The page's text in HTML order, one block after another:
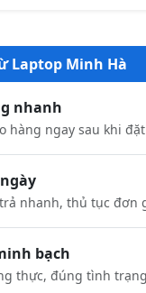
Laptop Minh Hà
nhanh
hàng ngay sau khi
nhanh, thủ tục đơn
bạch
thực, đúng tình